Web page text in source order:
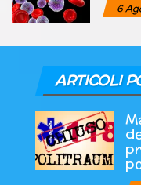
6
ARTICOLI